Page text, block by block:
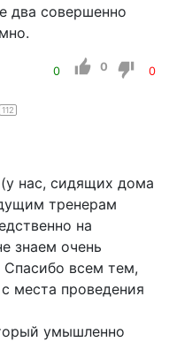
два совершенно
0 0 0
112
нас, сидящих дома
тренерам
на
знаем очень
Спасибо всем тем,
места проведения
умышленно